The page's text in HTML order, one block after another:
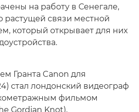
на работу в Сенегале,
растущей связи местной
который открывает для них
Гранта Canon для
стал лондонский видеограф
фильмом
Gordian Knot),